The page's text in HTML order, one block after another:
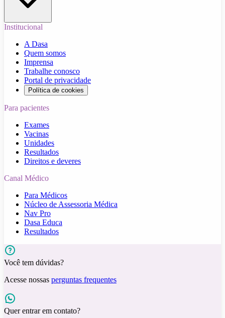
Institucional
A Dasa
Quem somos
Imprensa
Trabalhe conosco
Portal de privacidade
Política de cookies
Para pacientes
Exames
Vacinas
Unidades
Resultados
Direitos e deveres
Canal Médico
Para Médicos
Núcleo de Assessoria Médica
Nav Pro
Dasa Educa
Resultados
Você tem dúvidas?
Acesse nossas perguntas frequentes
Quer entrar em contato?